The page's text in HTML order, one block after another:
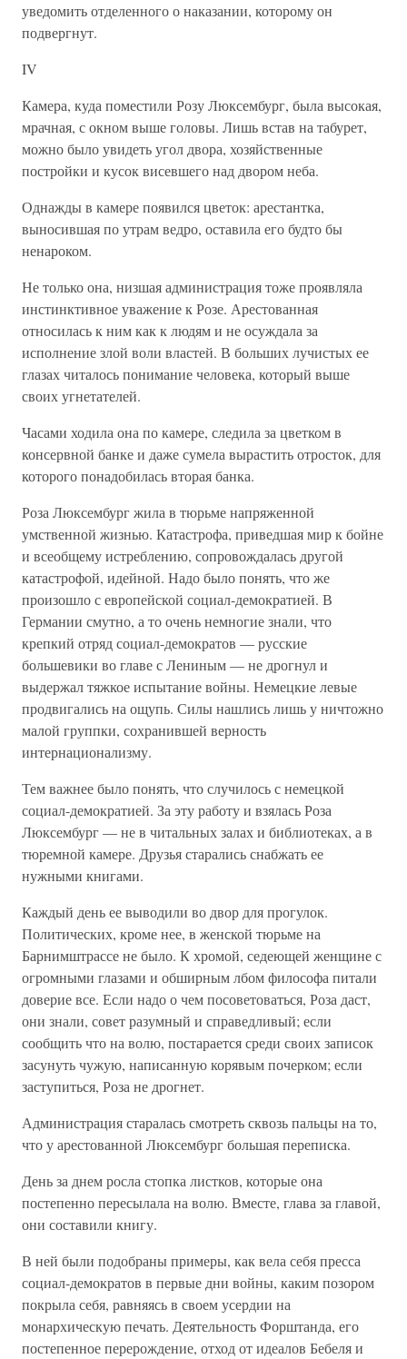
уведомить отделенного о наказании, которому он
подвергнут.
IV
Камера, куда поместили Розу Люксембург, была высокая,
мрачная, с окном выше головы. Лишь встав на табурет,
можно было увидеть угол двора, хозяйственные
постройки и кусок висевшего над двором неба.
Однажды в камере появился цветок: арестантка,
выносившая по утрам ведро, оставила его будто бы
ненароком.
Не только она, низшая администрация тоже проявляла
инстинктивное уважение к Розе. Арестованная
относилась к ним как к людям и не осуждала за
исполнение злой воли властей. В больших лучистых ее
глазах читалось понимание человека, который выше
своих угнетателей.
Часами ходила она по камере, следила за цветком в
консервной банке и даже сумела вырастить отросток, для
которого понадобилась вторая банка.
Роза Люксембург жила в тюрьме напряженной
умственной жизнью. Катастрофа, приведшая мир к бойне
и всеобщему истреблению, сопровождалась другой
катастрофой, идейной. Надо было понять, что же
произошло с европейской социал-демократией. В
Германии смутно, а то очень немногие знали, что
крепкий отряд социал-демократов — русские
большевики во главе с Лениным — не дрогнул и
выдержал тяжкое испытание войны. Немецкие левые
продвигались на ощупь. Силы нашлись лишь у ничтожно
малой группки, сохранившей верность
интернационализму.
Тем важнее было понять, что случилось с немецкой
социал-демократией. За эту работу и взялась Роза
Люксембург — не в читальных залах и библиотеках, а в
тюремной камере. Друзья старались снабжать ее
нужными книгами.
Каждый день ее выводили во двор для прогулок.
Политических, кроме нее, в женской тюрьме на
Барнимштрассе не было. К хромой, седеющей женщине с
огромными глазами и обширным лбом философа питали
доверие все. Если надо о чем посоветоваться, Роза даст,
они знали, совет разумный и справедливый; если
сообщить что на волю, постарается среди своих записок
засунуть чужую, написанную корявым почерком; если
заступиться, Роза не дрогнет.
Администрация старалась смотреть сквозь пальцы на то,
что у арестованной Люксембург большая переписка.
День за днем росла стопка листков, которые она
постепенно пересылала на волю. Вместе, глава за главой,
они составили книгу.
В ней были подобраны примеры, как вела себя пресса
социал-демократов в первые дни войны, каким позором
покрыла себя, равняясь в своем усердии на
монархическую печать. Деятельность Форштанда, его
постепенное перерождение, отход от идеалов Бебеля и